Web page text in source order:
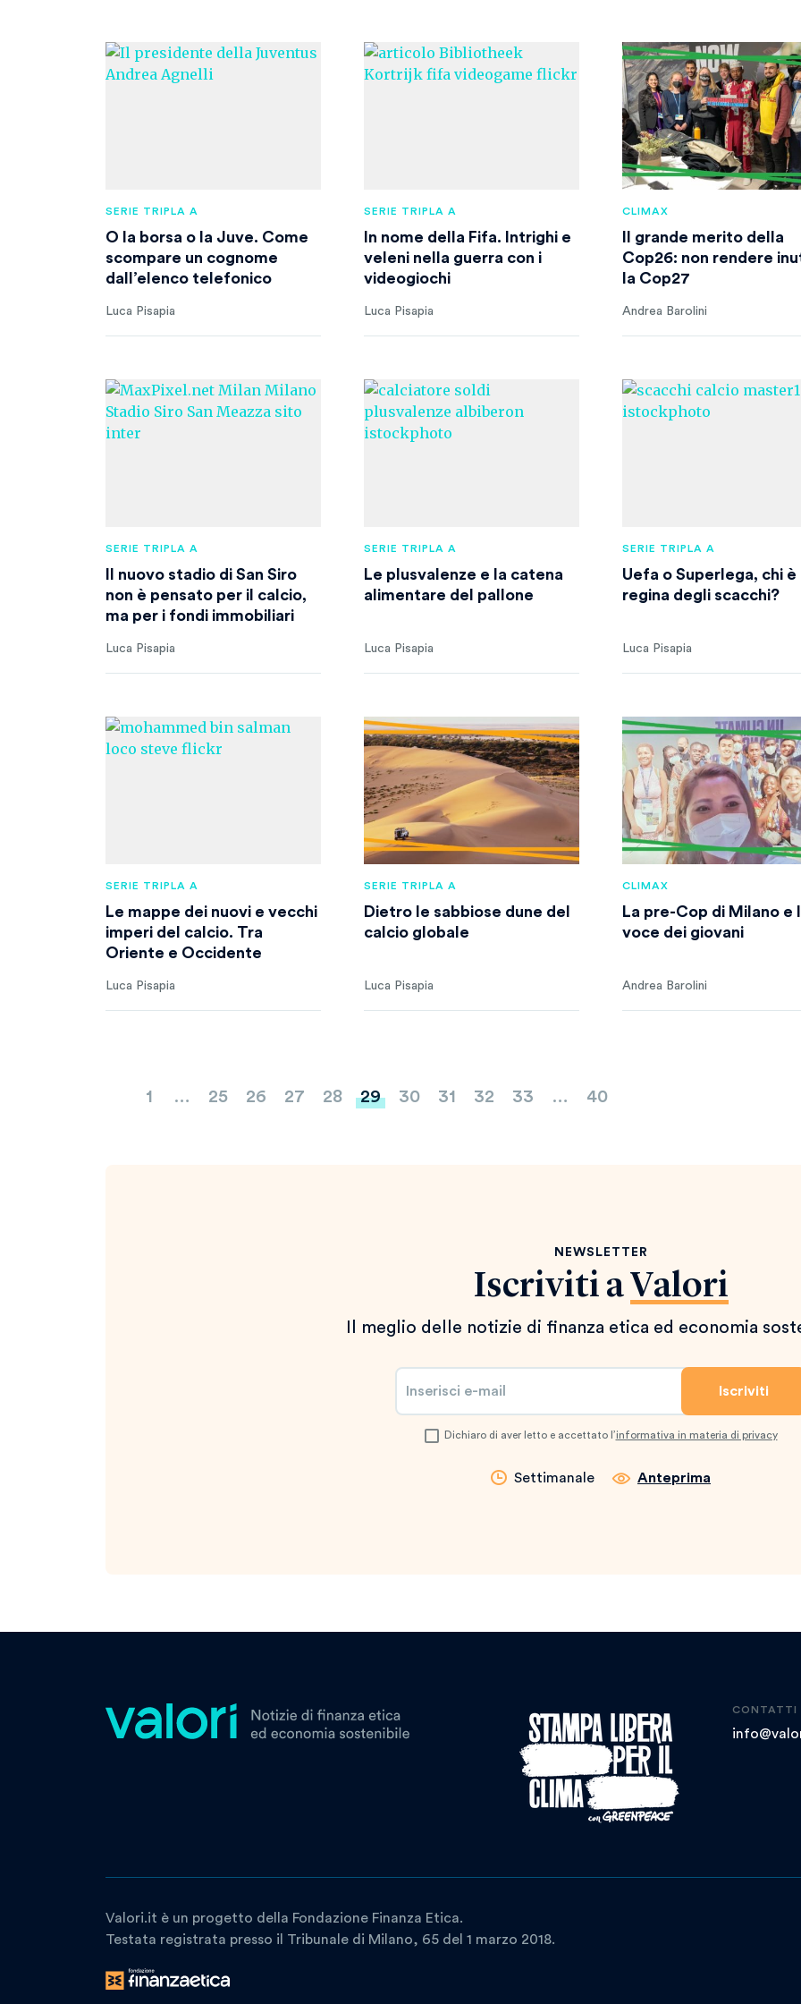
SERIE TRIPLA A
O la borsa o la Juve. Come
scompare un cognome
dall’elenco telefonico
Luca Pisapia
SERIE TRIPLA A
In nome della Fifa. Intrighi e
veleni nella guerra con i
videogiochi
Luca Pisapia
CLIMAX
Il grande merito della
Cop26: non rendere
la Cop27
Andrea Barolini
SERIE TRIPLA A
Il nuovo stadio di San Siro
non è pensato per il calcio,
ma per i fondi immobiliari
Luca Pisapia
SERIE TRIPLA A
Le plusvalenze e la catena
alimentare del pallone
Luca Pisapia
SERIE TRIPLA A
Uefa o Superlega, chi è
regina degli scacchi?
Luca Pisapia
SERIE TRIPLA A
Le mappe dei nuovi e vecchi
imperi del calcio. Tra
Oriente e Occidente
Luca Pisapia
SERIE TRIPLA A
Dietro le sabbiose dune del
calcio globale
Luca Pisapia
CLIMAX
La pre-Cop di Milano e
voce dei giovani
Andrea Barolini
Paginazione
1 … 25 26 27 28 29 30 31 32 33 … 40
NEWSLETTER
Iscriviti a Valori
Il meglio delle notizie di finanza etica ed economia
Dichiaro di aver letto e accettato l’informativa in materia di privacy
Settimanale Anteprima
CONTATTI
Valori.it è un progetto della Fondazione Finanza Etica.
Testata registrata presso il Tribunale di Milano, 65 del 1 marzo 2018.